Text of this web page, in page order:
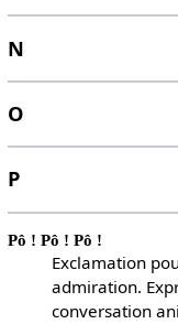
N
O
P
Pô ! Pô ! Pô !
Exclamation
admiration.
conversation